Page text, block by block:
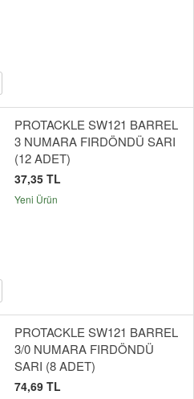
PROTACKLE SW121 BARREL
3 NUMARA FIRDÖNDÜ SARI
(12 ADET)
37,35 TL
Yeni Ürün
PROTACKLE SW121 BARREL
3/0 NUMARA FIRDÖNDÜ
SARI (8 ADET)
74,69 TL